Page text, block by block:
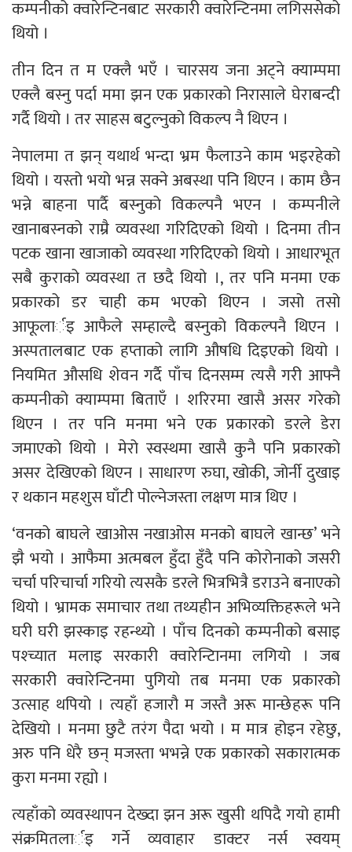
कम्पनीको क्वारेन्टिनबाट सरकारी क्वारेन्टिनमा लगिससेको
थियो ।
तीन दिन त म एक्लै भएँ । चारसय जना अट्ने क्याम्पमा
एक्लै बस्नु पर्दा ममा झन एक प्रकारको निरासाले घेराबन्दी
गर्दै थियो । तर साहस बटुल्नुको विकल्प नै थिएन ।
नेपालमा त झन् यथार्थ भन्दा भ्रम फैलाउने काम भइरहेको
थियो । यस्तो भयो भन्न सक्ने अबस्था पनि थिएन । काम छैन
भन्ने बाहना पार्दै बस्नुको विकल्पनै भएन । कम्पनीले
खानाबस्नको राम्रै व्यवस्था गरिदिएको थियो । दिनमा तीन
पटक खाना खाजाको व्यवस्था गरिदिएको थियो । आधारभूत
सबै कुराको व्यवस्था त छदै थियो ।, तर पनि मनमा एक
प्रकारको डर चाही कम भएको थिएन । जसो तसो
आफूलार्इ आफैले सम्हाल्दै बस्नुको विकल्पनै थिएन ।
अस्पतालबाट एक हप्ताको लागि औषधि दिइएको थियो ।
नियमित औसधि शेवन गर्दै पाँच दिनसम्म त्यसै गरी आफ्नै
कम्पनीको क्याम्पमा बिताएँ । शरिरमा खासै असर गरेको
थिएन । तर पनि मनमा भने एक प्रकारको डरले डेरा
जमाएको थियो । मेरो स्वस्थमा खासै कुनै पनि प्रकारको
असर देखिएको थिएन । साधारण रुघा, खोकी, जोर्नी दुखाइ
र थकान महशुस घाँटी पोल्नेजस्ता लक्षण मात्र थिए ।
‘वनको बाघले खाओस नखाओस मनको बाघले खान्छ’ भने
झै भयो । आफैमा अत्मबल हुँदा हुँदै पनि कोरोनाको जसरी
चर्चा परिचार्चा गरियो त्यसकै डरले भित्रभित्रै डराउने बनाएको
थियो । भ्रामक समाचार तथा तथ्यहीन अभिव्यक्तिहरूले भने
घरी घरी झस्काइ रहन्थ्यो । पाँच दिनको कम्पनीको बसाइ
पश्च्यात मलाइ सरकारी क्वारेन्टिानमा लगियो । जब
सरकारी क्वारेन्टिनमा पुगियो तब मनमा एक प्रकारको
उत्साह थपियो । त्यहाँ हजारौ म जस्तै अरू मान्छेहरू पनि
देखियो । मनमा छुटै तरंग पैदा भयो । म मात्र होइन रहेछु,
अरु पनि धेरै छन् मजस्ता भभन्ने एक प्रकारको सकारात्मक
कुरा मनमा रह्यो ।
त्यहाँको व्यवस्थापन देख्दा झन अरू खुसी थपिदै गयो हामी
संक्रमितलार्इ गर्ने व्यवाहार डाक्टर नर्स स्वयम्